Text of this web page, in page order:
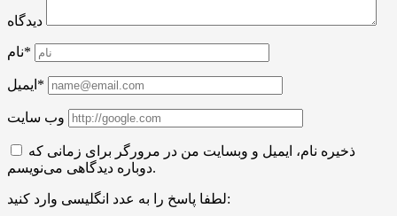
دیدگاه
نام*
ایمیل*
وب سایت
ذخیره نام، ایمیل و وبسایت من در مرورگر برای زمانی که
دوباره دیدگاهی می‌نویسم.
لطفا پاسخ را به عدد انگلیسی وارد کنید: